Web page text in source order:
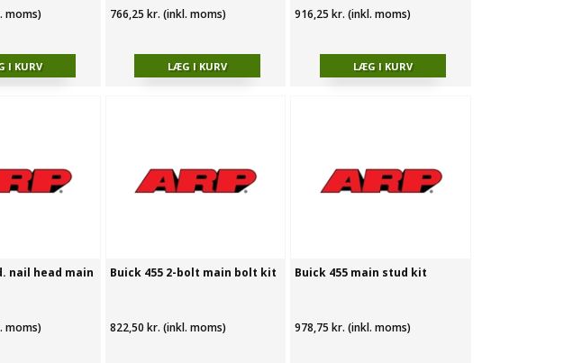
moms) 766,25 kr. (inkl. moms) 916,25 kr. (inkl. moms)
nail head main
moms)
Buick 455 2-bolt main bolt kit
822,50 kr. (inkl. moms)
Buick 455 main stud kit
978,75 kr. (inkl. moms)